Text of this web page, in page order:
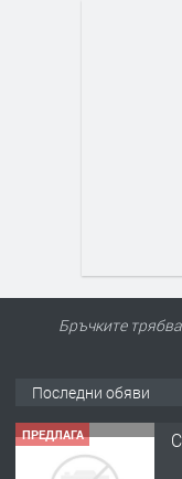
Бръчките
Последни обяви
ПРЕДЛАГА